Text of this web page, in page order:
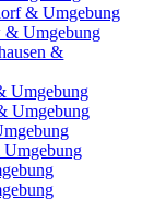
& Umgebung
& Umgebung
&
Umgebung
Umgebung